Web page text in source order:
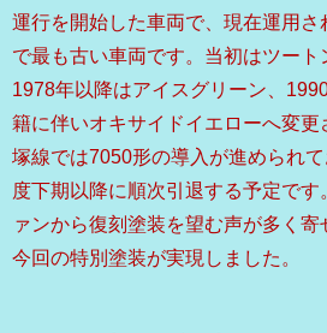
運行を開始した車両で、現在運用さ
で最も古い車両です。当初はツート
1978年以降はアイスグリーン、
籍に伴いオキサイドイエローへ変更
塚線では7050形の導入が進められ
度下期以降に順次引退する予定です
ァンから復刻塗装を望む声が多く寄
今回の特別塗装が実現しました。